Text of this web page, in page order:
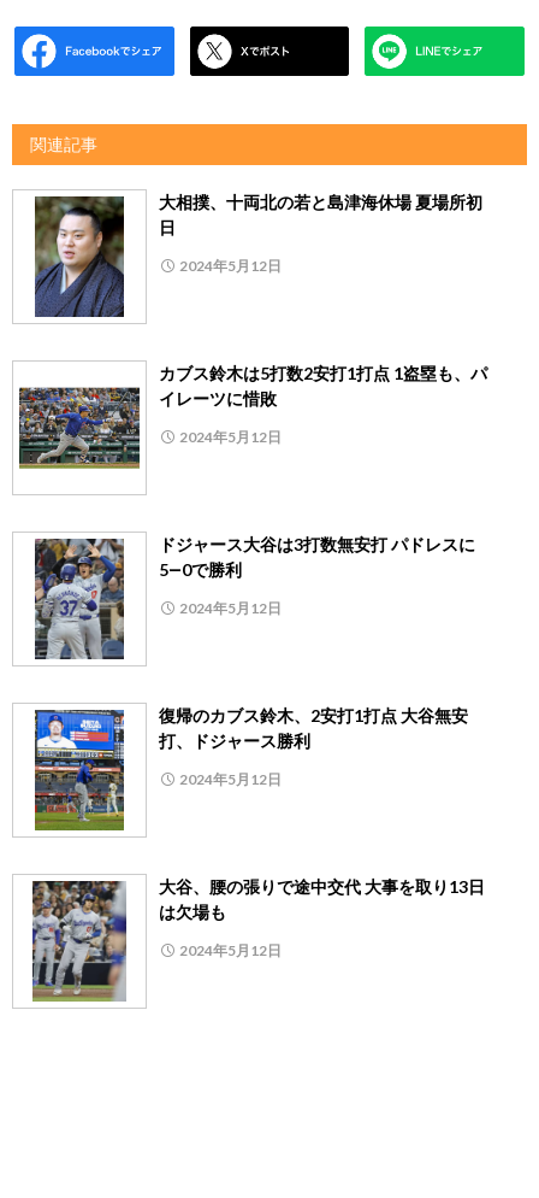
関連記事
大相撲、十両北の若と島津海休場 夏場所初
日
2024年5月12日
カブス鈴木は5打数2安打1打点 1盗塁も、パ
イレーツに惜敗
2024年5月12日
ドジャース大谷は3打数無安打 パドレスに
5―0で勝利
2024年5月12日
復帰のカブス鈴木、2安打1打点 大谷無安
打、ドジャース勝利
2024年5月12日
大谷、腰の張りで途中交代 大事を取り13日
は欠場も
2024年5月12日